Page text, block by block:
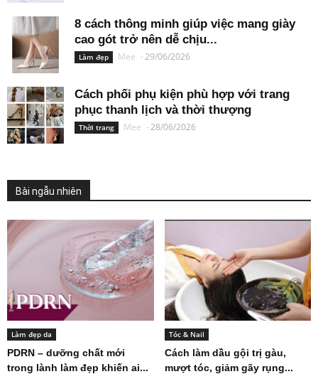
8 cách thông minh giúp việc mang giày
cao gót trở nên dễ chịu...
Làm đẹp Mee -29/06/2026
Cách phối phụ kiện phù hợp với trang
phục thanh lịch và thời thượng
Thời trang Mee -28/06/2026
Bài ngẫu nhiên
Làm đẹp da
PDRN – dưỡng chất mới
trong lành làm đẹp khiến ai...
Tóc & Nail
Cách làm dầu gội trị gàu,
mượt tóc, giảm gãy rụng...